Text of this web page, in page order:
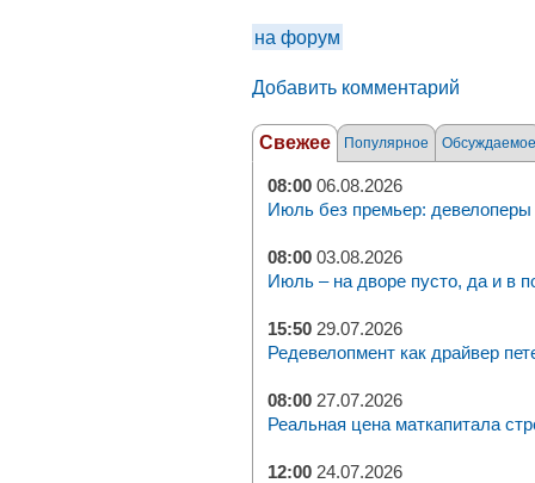
на форум
Добавить комментарий
Свежее Популярное Обсуждаемое
08:00 06.08.2026
Июль без премьер: девелоперы
08:00 03.08.2026
Июль – на дворе пусто, да и в
15:50 29.07.2026
Редевелопмент как драйвер
08:00 27.07.2026
Реальная цена маткапитала
12:00 24.07.2026